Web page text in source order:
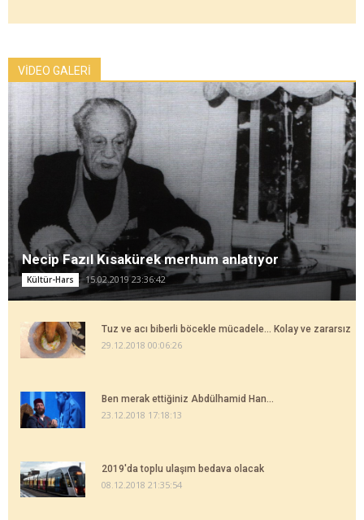
VİDEO GALERİ
Necip Fazıl Kısakürek merhum anlatıyor
Kültür-Hars 15.02.2019 23:36:42
Tuz ve acı biberli böcekle mücadele... Kolay ve zararsız
29.12.2018 00:06:26
Ben merak ettiğiniz Abdülhamid Han...
23.12.2018 17:18:13
2019'da toplu ulaşım bedava olacak
08.12.2018 21:35:54